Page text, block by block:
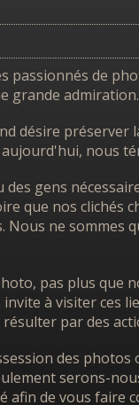
passionnés de
grande admiration.
désire
nous
gens
que nos clichés
ne sommes
pas plus que
à visiter ces
par des
des
serons-
de vous faire